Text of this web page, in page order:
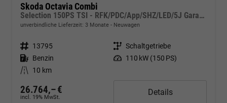
Skoda Octavia Combi
Selection 150PS TSI - RFK/PDC/App/SHZ/LED/5J Garantie
unverbindliche Lieferzeit: 3 Monate Neuwagen
Fahrzeugnr. 13795 Getriebe Schaltgetriebe
Kraftstoff Benzin Leistung 110 kW (150 PS)
Kilometerstand
10 km
26.764,– €
incl. 19% MwSt.
Details